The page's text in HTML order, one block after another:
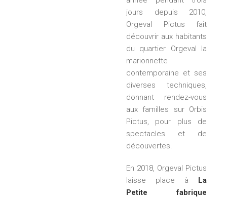
jours depuis 2010,
Orgeval Pictus fait
découvrir aux habitants
du quartier Orgeval la
marionnette
contemporaine et ses
diverses techniques,
donnant rendez-vous
aux familles sur Orbis
Pictus, pour plus de
spectacles et de
découvertes.
En 2018, Orgeval Pictus
laisse place à La
Petite fabrique